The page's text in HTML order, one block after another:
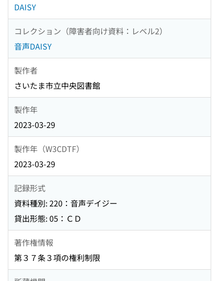
DAISY
コレクション（障害者向け資料：レベル2）
音声DAISY
製作者
さいたま市立中央図書館
製作年
2023-03-29
製作年（W3CDTF）
2023-03-29
記録形式
資料種別: 220：音声デイジー
貸出形態: 05：ＣＤ
著作権情報
第３７条３項の権利制限